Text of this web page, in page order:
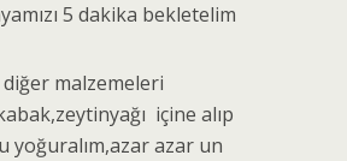
5 dakika bekletelim
malzemeleri
içine alıp
yoğuralım,azar azar un